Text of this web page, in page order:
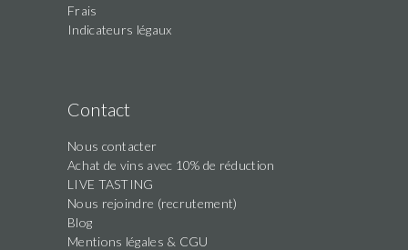
Frais
Indicateurs légaux
Contact
Nous contacter
Achat de vins avec 10% de réduction
LIVE TASTING
Nous rejoindre (recrutement)
Blog
Mentions légales & CGU